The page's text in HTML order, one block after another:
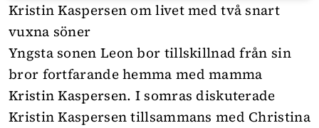
Kristin Kaspersen om livet med två snart
vuxna söner
Yngsta sonen Leon bor tillskillnad från sin
bror fortfarande hemma med mamma
Kristin Kaspersen. I somras diskuterade
Kristin Kaspersen tillsammans med Christina